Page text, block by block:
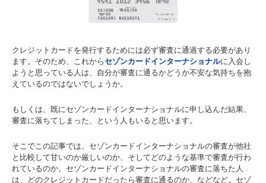
クレジットカードを発行するためには必ず審査に通過する必要があり
ます。そのため、これからセゾンカードインターナショナルに入会し
ようと思っている人は、自分が審査に通るかどうか不安な気持ちを抱
えているのではないでしょうか。
もしくは、既にセゾンカードインターナショナルに申し込んだ結果、
審査に落ちてしまった、という人もいると思います。
そこでこの記事では、セゾンカードインターナショナルの審査が他社
と比較して甘いのか厳しいのか、そしてどのような基準で審査が行わ
れているのか。セゾンカードインターナショナルの審査に落ちた人
は、どのクレジットカードだったら審査に通るのか、などなど。セゾ